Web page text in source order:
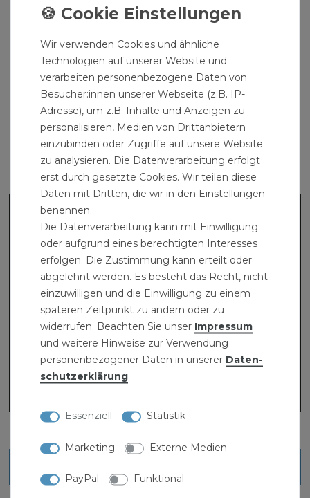
Hersteller: Gebo
Herstellernummer: 04.620.60.15
Lieferumfang: Dichtschelle / Reparaturschelle 15
mm Typ MD Messing Kupferrohr
Produktvideo:
Wir verwenden Cookies und ähnliche
Technologien auf unserer Website und
verarbeiten personenbezogene Daten von
Besucher:innen unserer Webseite (z.B. IP-
Adresse), um z.B. Inhalte und Anzeigen zu
personalisieren, Medien von Drittanbietern
einzubinden oder Zugriffe auf unsere Website
zu analysieren. Die Datenverarbeitung erfolgt
erst durch gesetzte Cookies. Wir teilen diese
Daten mit Dritten, die wir in den Einstellungen
benennen.
Die Datenverarbeitung kann mit Einwilligung
oder aufgrund eines berechtigten Interesses
erfolgen. Die Zustimmung kann erteilt oder
abgelehnt werden. Es besteht das Recht, nicht
einzuwilligen und die Einwilligung zu einem
späteren Zeitpunkt zu ändern oder zu
widerrufen. Beachten Sie unser Impressum
und weitere Hinweise zur Verwendung
personenbezogener Daten in unserer Daten­
schutz­erklärung.
Essenziell Statistik
Marketing Externe Medien
PayPal Funktional